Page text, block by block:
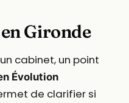
Gironde
cabinet, un point
Évolution
de clarifier si